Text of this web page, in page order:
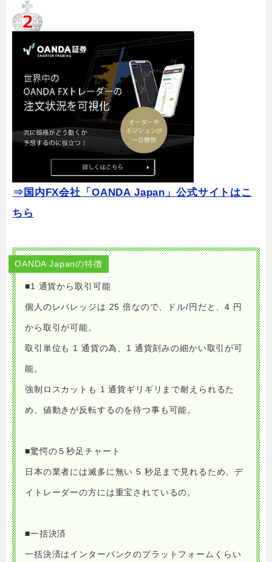
⇒国内FX会社「OANDA Japan」公式サイトはこ
ちら
OANDA Japanの特徴
■1 通貨から取引可能
個人のレバレッジは 25 倍なので、ドル/円だと、4 円
から取引が可能。
取引単位も 1 通貨の為、1 通貨刻みの細かい取引が可
能。
強制ロスカットも 1 通貨ギリギリまで耐えられるた
め、 値動きが反転するのを待つ事も可能。
■驚愕の５秒足チャート
日本の業者には滅多に無い 5 秒足まで見れるため、デ
イトレーダーの方には重宝されているの。
■一括決済
一括決済はインターバンクのプラットフォームくらい